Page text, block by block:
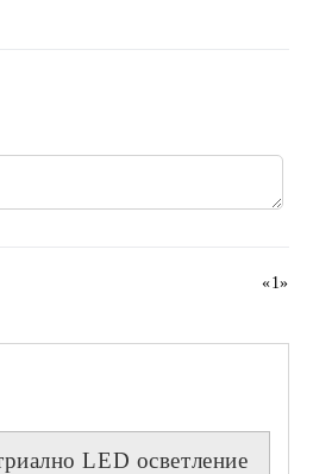
«1»
LED осветление